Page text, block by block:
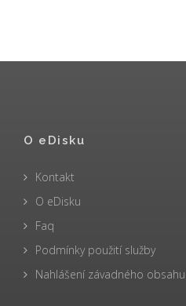
O eDisku
Kontakt
O eDisku
Faq
Podmínky použití služby
Nahlášení závadného obsahu